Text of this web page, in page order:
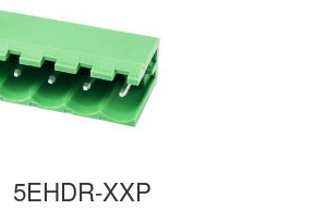
5EHDR-XXP